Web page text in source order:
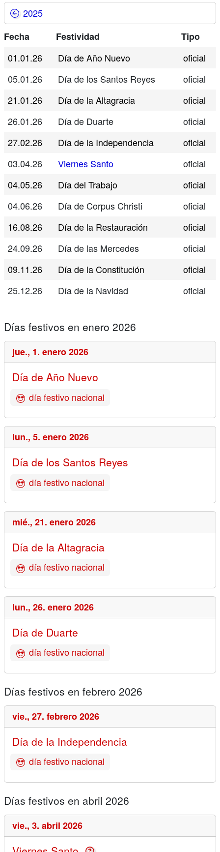
2025
Fecha
Festividad
Tipo
01.01.26
Día de Año Nuevo
oficial
05.01.26
Día de los Santos Reyes
oficial
21.01.26
Día de la Altagracia
oficial
26.01.26
Día de Duarte
oficial
27.02.26
Día de la Independencia
oficial
03.04.26
Viernes Santo
oficial
04.05.26
Día del Trabajo
oficial
04.06.26
Día de Corpus Christi
oficial
16.08.26
Día de la Restauración
oficial
24.09.26
Día de las Mercedes
oficial
09.11.26
Día de la Constitución
oficial
25.12.26
Día de la Navidad oficial
Días festivos en enero 2026
jue., 1. enero 2026
Día de Año Nuevo
día festivo nacional
lun., 5. enero 2026
Día de los Santos Reyes
día festivo nacional
mié., 21. enero 2026
Día de la Altagracia
día festivo nacional
lun., 26. enero 2026
Día de Duarte
día festivo nacional
Días festivos en febrero 2026
vie., 27. febrero 2026
Día de la Independencia
día festivo nacional
Días festivos en abril 2026
vie., 3. abril 2026